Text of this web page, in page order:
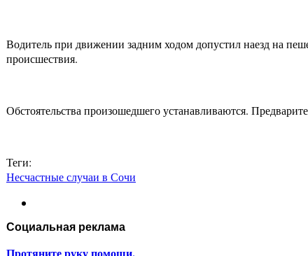
Водитель при движении задним ходом допустил наезд на
происшествия.
Обстоятельства произошедшего устанавливаются.
Теги:
Несчастные случаи в Сочи
Социальная реклама